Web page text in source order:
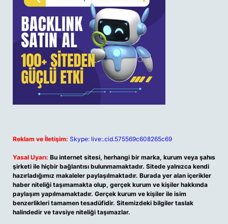
Reklam ve İletişim: Skype: live:.cid.575569c608265c69
Yasal Uyarı: Bu internet sitesi, herhangi bir marka, kurum veya şahıs
şirketi ile hiçbir bağlantısı bulunmamaktadır. Sitede yalnızca kendi
hazırladığımız makaleler paylaşılmaktadır. Burada yer alan içerikler
haber niteliği taşımamakta olup, gerçek kurum ve kişiler hakkında
paylaşım yapılmamaktadır. Gerçek kurum ve kişiler ile isim
benzerlikleri tamamen tesadüfidir. Sitemizdeki bilgiler taslak
halindedir ve tavsiye niteliği taşımazlar.